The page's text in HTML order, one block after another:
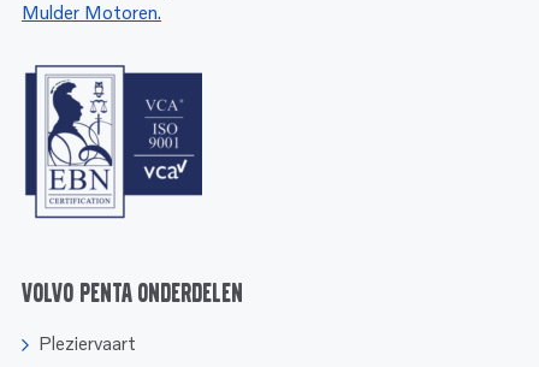
Mulder Motoren.
Volvo Penta onderdelen
Pleziervaart